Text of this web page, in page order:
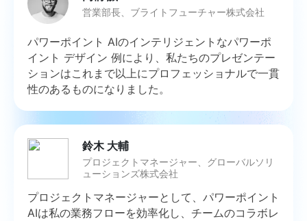
営業部長、ブライトフューチャー株式会社
パワーポイント AIのインテリジェントなパワーポ
イント デザイン 例により、私たちのプレゼンテー
ションはこれまで以上にプロフェッショナルで一貫
性のあるものになりました。
鈴木 大輔
プロジェクトマネージャー、グローバルソリ
ューションズ株式会社
プロジェクトマネージャーとして、パワーポイント
AIは私の業務フローを効率化し、チームのコラボレ